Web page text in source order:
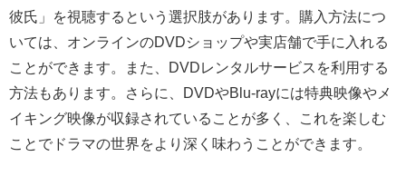
彼氏」を視聴するという選択肢があります。購入方法につ
いては、オンラインのDVDショップや実店舗で手に入れる
ことができます。また、DVDレンタルサービスを利用する
方法もあります。さらに、DVDやBlu-rayには特典映像やメ
イキング映像が収録されていることが多く、これを楽しむ
ことでドラマの世界をより深く味わうことができます。